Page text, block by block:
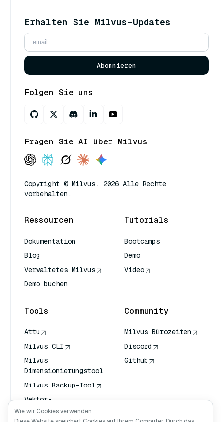
Erhalten Sie Milvus-Updates
Abonnieren
Folgen Sie uns
Fragen Sie AI über Milvus
Copyright © Milvus. 2026 Alle Rechte
vorbehalten.
Ressourcen
Dokumentation
Blog
Verwaltetes Milvus
Demo buchen
Tutorials
Bootcamps
Demo
Video
Tools
Attu
Milvus CLI
Milvus
Dimensionierungstool
Milvus Backup-Tool
Vektor-
Transportdienst
Community
Milvus Bürozeiten
Discord
Github
Wie wir Cookies verwenden